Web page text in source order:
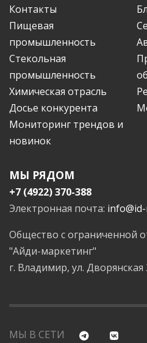
Контакты
Пищевая
промышленность
Стекольная
промышленность
Химическая отрасль
Досье конкурента
Мониторинг трендов и
новинок
МЫ РЯДОМ
+7 (4922) 370-388
Электронная почта:
Общество с ограниченной
"Айди-маркетинг"
г. Владимир, ул.
МЫ В СЕТИ